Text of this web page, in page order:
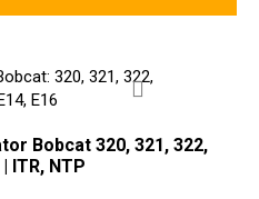
Bobcat 320, 321, 322,
ITR, NTP